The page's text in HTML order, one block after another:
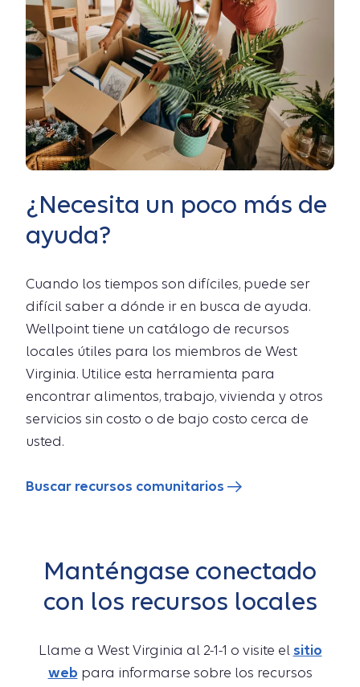
¿Necesita un poco más de
ayuda?
Cuando los tiempos son difíciles, puede ser
difícil saber a dónde ir en busca de ayuda.
Wellpoint tiene un catálogo de recursos
locales útiles para los miembros de West
Virginia. Utilice esta herramienta para
encontrar alimentos, trabajo, vivienda y otros
servicios sin costo o de bajo costo cerca de
usted.
Buscar recursos comunitarios
Manténgase conectado
con los recursos locales
Llame a West Virginia al 2-1-1 o visite el sitio
web para informarse sobre los recursos